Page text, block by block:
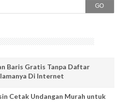
GO
Baris Gratis Tanpa Daftar
Di Internet
Cetak Undangan Murah untuk